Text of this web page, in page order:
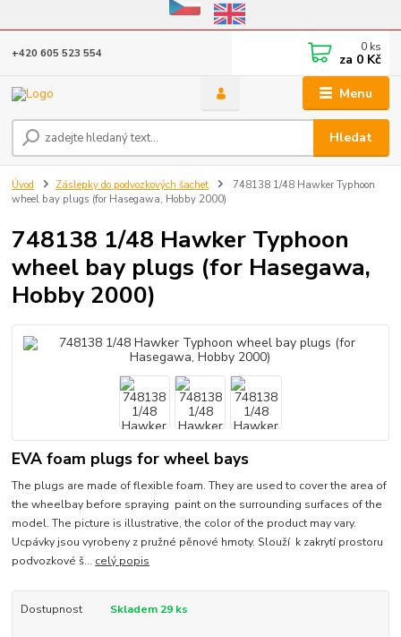
Eshop v provozu do 31.10.2026
Menu
Hledat
+420 605 523 554 0 ks
za 0 Kč
Úvod Záslepky do podvozkových šachet
748138 1/48 Hawker Typhoon
wheel bay plugs (for Hasegawa, Hobby 2000)
748138 1/48 Hawker Typhoon
wheel bay plugs (for Hasegawa,
Hobby 2000)
EVA foam plugs for wheel bays
The plugs are made of flexible foam. They are used to cover the area of
the wheelbay before spraying paint on the surrounding surfaces of the
model. The picture is illustrative, the color of the product may vary.
Ucpávky jsou vyrobeny z pružné pěnové hmoty. Slouží k zakrytí prostoru
podvozkové š... celý popis
Dostupnost Skladem 29 ks